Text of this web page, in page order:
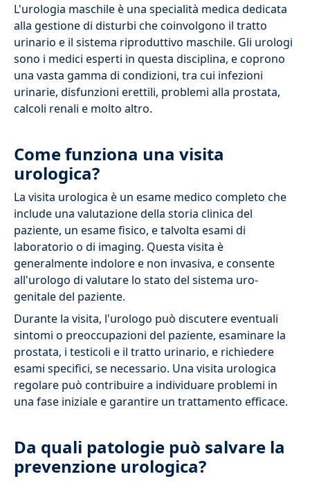
L'urologia maschile è una specialità medica dedicata
alla gestione di disturbi che coinvolgono il tratto
urinario e il sistema riproduttivo maschile. Gli urologi
sono i medici esperti in questa disciplina, e coprono
una vasta gamma di condizioni, tra cui infezioni
urinarie, disfunzioni erettili, problemi alla prostata,
calcoli renali e molto altro.
Come funziona una visita
urologica?
La visita urologica è un esame medico completo che
include una valutazione della storia clinica del
paziente, un esame fisico, e talvolta esami di
laboratorio o di imaging. Questa visita è
generalmente indolore e non invasiva, e consente
all'urologo di valutare lo stato del sistema uro-
genitale del paziente.
Durante la visita, l'urologo può discutere eventuali
sintomi o preoccupazioni del paziente, esaminare la
prostata, i testicoli e il tratto urinario, e richiedere
esami specifici, se necessario. Una visita urologica
regolare può contribuire a individuare problemi in
una fase iniziale e garantire un trattamento efficace.
Da quali patologie può salvare la
prevenzione urologica?